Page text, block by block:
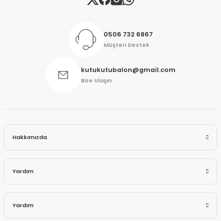
0506 732 6867
Müşteri Destek
kutukutubalon@gmail.com
Bize Ulaşın
Hakkımızda
Yardım
Yardım